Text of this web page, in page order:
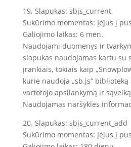
19. Slapukas: sbjs_current
Sukūrimo momentas: Įėjus į
Galiojimo laikas: 6 mėn.
Naudojami duomenys ir
slapukas naudojamas kartu su
įrankiais, tokiais kaip
kurie naudoja „sb.js“
vartotojo apsilankymą ir
Naudojamas naršyklės
20. Slapukas: sbjs_current_add
Sukūrimo momentas: Įėjus į